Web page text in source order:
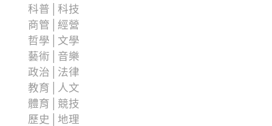
科普│科技
商管│經營
哲學│文學
藝術│音樂
政治│法律
教育│人文
體育│競技
歷史│地理